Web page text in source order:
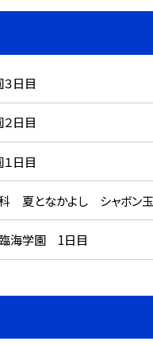
日目
日目
日目
夏となかよし シャボン
海学園 1日目